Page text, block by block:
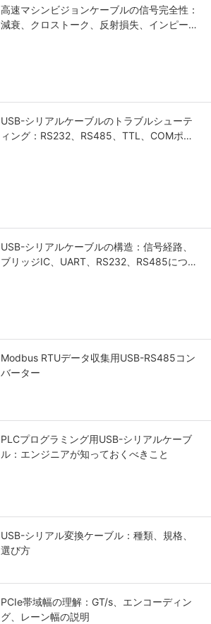
高速マシンビジョンケーブルの信号完全性：
減衰、クロストーク、反射損失、インピーダ
USB-シリアルケーブルのトラブルシューテ
ィング：RS232、RS485、TTL、COMポー
USB-シリアルケーブルの構造：信号経路、
ブリッジIC、UART、RS232、RS485につい
Modbus RTUデータ収集用USB-RS485コン
バーター
PLCプログラミング用USB-シリアルケーブ
ル：エンジニアが知っておくべきこと
USB-シリアル変換ケーブル：種類、規格、
選び方
PCIe帯域幅の理解：GT/s、エンコーディン
グ、レーン幅の説明